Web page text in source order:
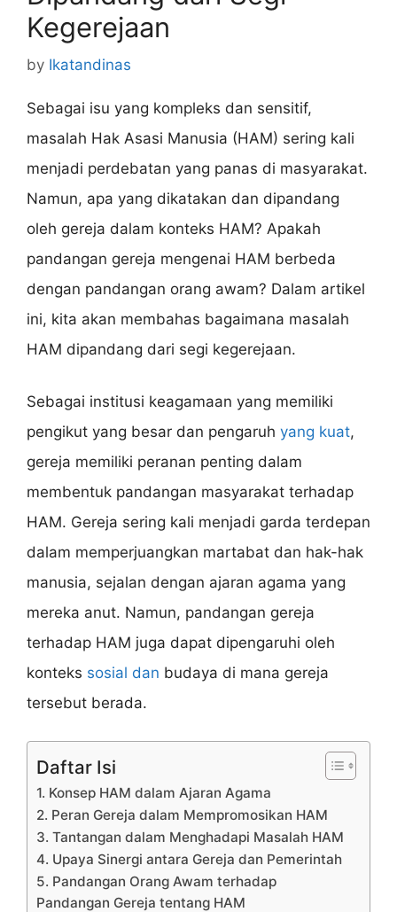
Kegerejaan
by Ikatandinas
Sebagai isu yang kompleks dan sensitif,
masalah Hak Asasi Manusia (HAM) sering kali
menjadi perdebatan yang panas di masyarakat.
Namun, apa yang dikatakan dan dipandang
oleh gereja dalam konteks HAM? Apakah
pandangan gereja mengenai HAM berbeda
dengan pandangan orang awam? Dalam artikel
ini, kita akan membahas bagaimana masalah
HAM dipandang dari segi kegerejaan.
Sebagai institusi keagamaan yang memiliki
pengikut yang besar dan pengaruh yang kuat,
gereja memiliki peranan penting dalam
membentuk pandangan masyarakat terhadap
HAM. Gereja sering kali menjadi garda terdepan
dalam memperjuangkan martabat dan hak-hak
manusia, sejalan dengan ajaran agama yang
mereka anut. Namun, pandangan gereja
terhadap HAM juga dapat dipengaruhi oleh
konteks sosial dan budaya di mana gereja
tersebut berada.
Daftar Isi
1. Konsep HAM dalam Ajaran Agama
2. Peran Gereja dalam Mempromosikan HAM
3. Tantangan dalam Menghadapi Masalah HAM
4. Upaya Sinergi antara Gereja dan Pemerintah
5. Pandangan Orang Awam terhadap
Pandangan Gereja tentang HAM